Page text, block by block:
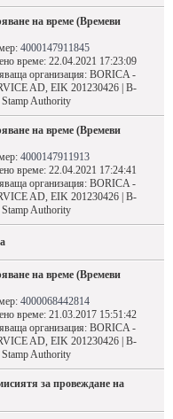
на време (Времеви
4000147911845
време: 22.04.2021 17:23:09
организация: BORICA -
AD, EIK 201230426 | B-
Authority
на време (Времеви
4000147911913
време: 22.04.2021 17:24:41
организация: BORICA -
AD, EIK 201230426 | B-
Authority
на време (Времеви
4000068442814
време: 21.03.2017 15:51:42
организация: BORICA -
AD, EIK 201230426 | B-
Authority
за провеждане на